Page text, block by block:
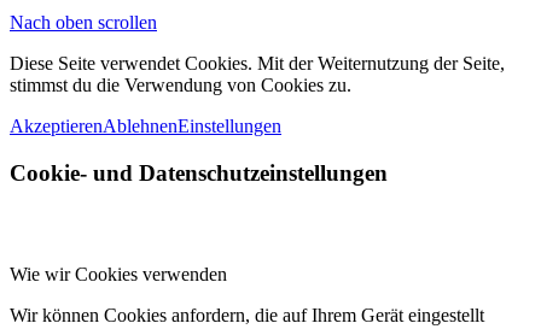
Nach oben scrollen
Diese Seite verwendet Cookies. Mit der Weiternutzung der Seite,
stimmst du die Verwendung von Cookies zu.
AkzeptierenAblehnenEinstellungen
Cookie- und Datenschutzeinstellungen
Wie wir Cookies verwenden
Wir können Cookies anfordern, die auf Ihrem Gerät eingestellt